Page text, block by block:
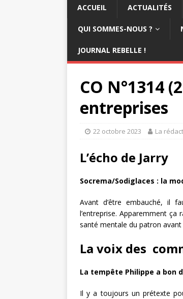
ACCUEIL ACTUALITÉS
QUI SOMMES-NOUS ?
JOURNAL REBELLE !
CO N°1314
entreprises
22 octobre 2023 La
L’écho de Jarry
Socrema/Sodiglaces : la
Avant d’être embauché, il
l’entreprise. Apparemment ça
santé mentale du patron avant
La voix des
La tempête Philippe a bon
Il y a toujours un prétexte